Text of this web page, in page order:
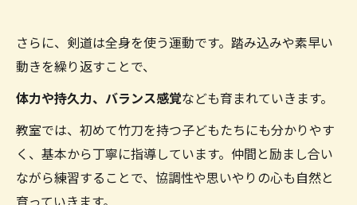
さらに、剣道は全身を使う運動です。踏み込みや素早い
動きを繰り返すことで、
体力や持久力、バランス感覚なども育まれていきます。
教室では、初めて竹刀を持つ子どもたちにも分かりやす
く、基本から丁寧に指導しています。仲間と励まし合い
ながら練習することで、協調性や思いやりの心も自然と
育っていきます。